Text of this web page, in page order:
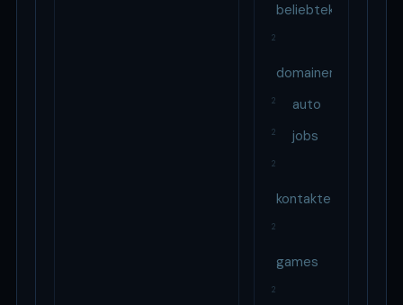
beliebtekategorien
2
domainerwerben
2 auto
2 jobs
2
kontakte
2
games
2